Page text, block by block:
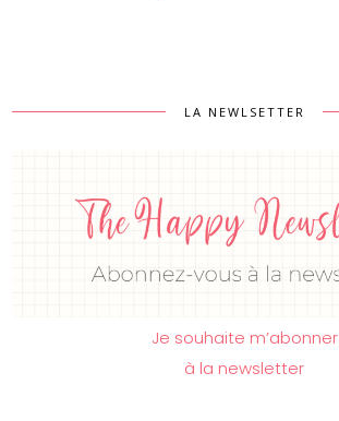
LA NEWLSETTER
Je souhaite m’abonner
à la newsletter